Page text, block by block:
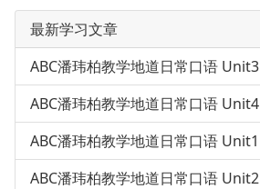
最新学习文章
ABC潘玮柏教学地道日常口语 Unit3
ABC潘玮柏教学地道日常口语 Unit4
ABC潘玮柏教学地道日常口语 Unit1
ABC潘玮柏教学地道日常口语 Unit2